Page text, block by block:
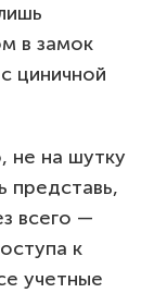
в замок
циничной
не на шутку
представь,
всего —
к
учетные